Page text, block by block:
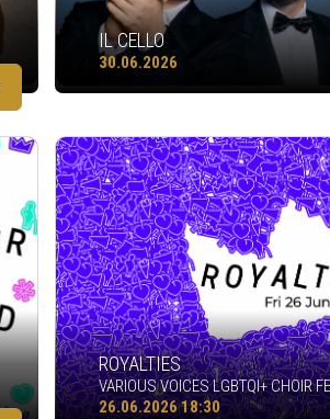
IL CELLO
30.06.2026
ROYALTIES
VARIOUS VOICES LGBTQI+ CHOIR
26.06.2026 18:30